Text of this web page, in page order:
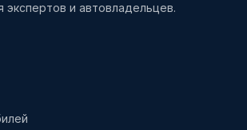
экспертов и автовладельцев.